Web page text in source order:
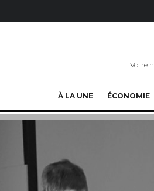
Votre
À LA UNE ÉCONOMIE